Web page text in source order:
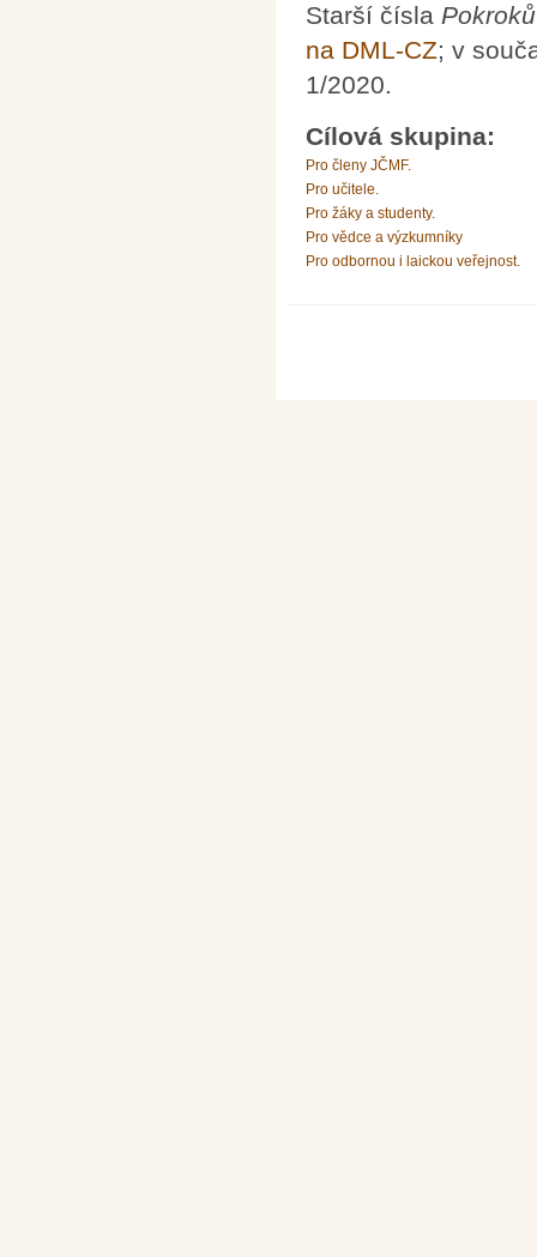
Starší čísla
na DML-CZ; v
1/2020.
Cílová skupina:
Pro členy JČMF.
Pro učitele.
Pro žáky a studenty.
Pro vědce a výzkumníky
Pro odbornou i laickou veřejnost.